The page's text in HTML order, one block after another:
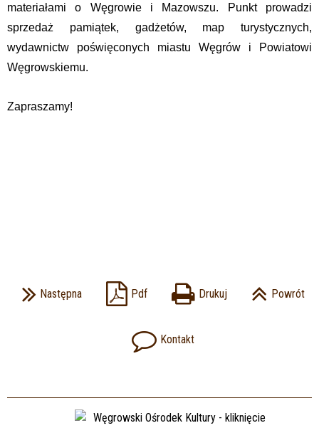
materiałami o Węgrowie i Mazowszu. Punkt prowadzi
sprzedaż pamiątek, gadżetów, map turystycznych,
wydawnictw poświęconych miastu Węgrów i Powiatowi
Węgrowskiemu.
Zapraszamy!
Następna Pdf Drukuj Powrót
Kontakt